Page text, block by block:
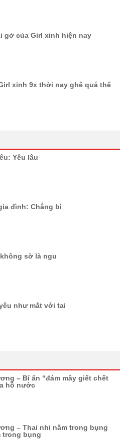
gở của Girl xinh hiện nay
xinh 9x thời nay ghê quá thể
Yêu lâu
đình: Chẳng bì
sờ là ngu
như mắt với tai
– Bí ẩn “đám mây giết chết
hồ nước
– Thai nhi nằm trong bụng
trong bụng